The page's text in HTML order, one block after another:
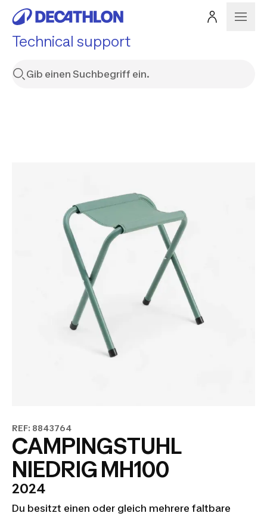
Technical support
REF: 8843764
CAMPINGSTUHL
NIEDRIG MH100
2024
Du besitzt einen oder gleich mehrere faltbare